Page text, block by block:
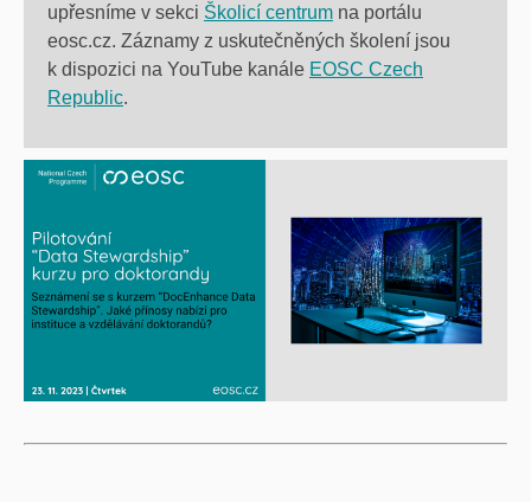
upřesníme v sekci Školicí centrum na portálu
eosc.cz. Záznamy z uskutečněných školení jsou
k dispozici na YouTube kanále EOSC Czech
Republic.